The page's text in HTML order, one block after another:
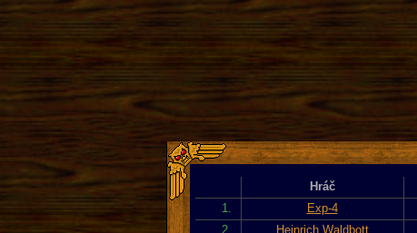
Hráč
1.
Exp-4
2.
Heinrich Waldbott